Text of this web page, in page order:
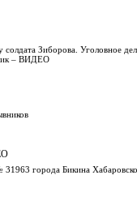
солдата Зиборова. Уголовное
– ВИДЕО
города Бикина